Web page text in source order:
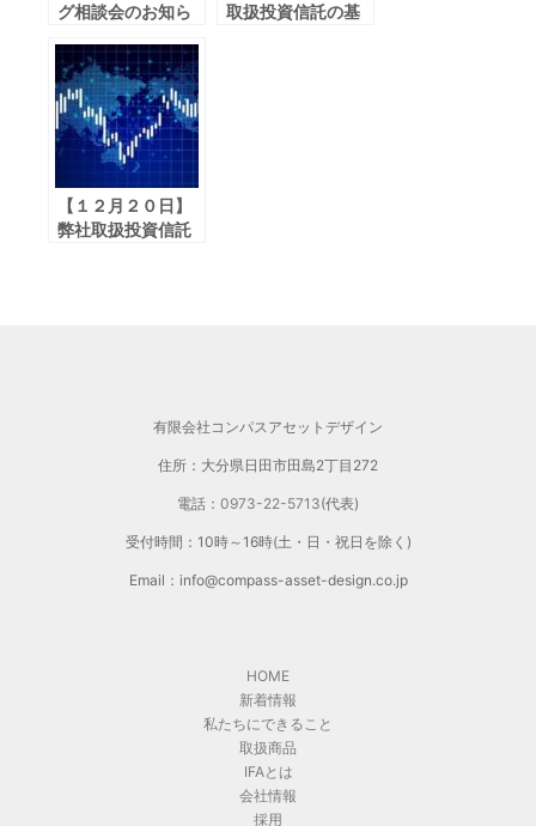
グ相談会のお知ら
取扱投資信託の基
【１２月２０日】
弊社取扱投資信託
有限会社コンパスアセットデザイン
住所：大分県日田市田島2丁目272
電話： 0973-22-5713(代表)
受付時間：10時～16時(土・日・祝日を除く)
Email：info@compass-asset-design.co.jp
HOME
新着情報
私たちにできること
取扱商品
IFAとは
会社情報
採用